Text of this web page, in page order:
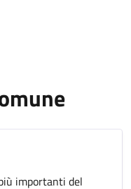
importanti del